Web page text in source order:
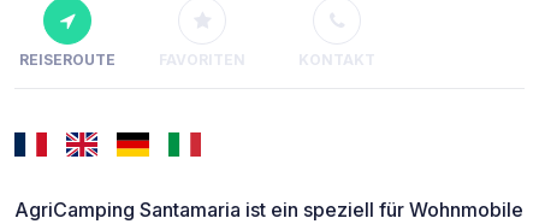
REISEROUTE FAVORITEN KONTAKT
AgriCamping Santamaria ist ein speziell für Wohnmobile